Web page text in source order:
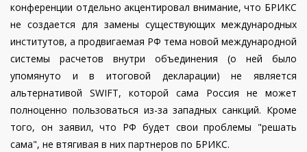
конференции отдельно акцентировал внимание, что БРИКС
не создается для замены существующих международных
институтов, а продвигаемая РФ тема новой международной
системы расчетов внутри объединения (о ней было
упомянуто и в итоговой декларации) не является
альтернативой SWIFT, которой сама Россия не может
полноценно пользоваться из-за западных санкций. Кроме
того, он заявил, что РФ будет свои проблемы "решать
сама", не втягивая в них партнеров по БРИКС.